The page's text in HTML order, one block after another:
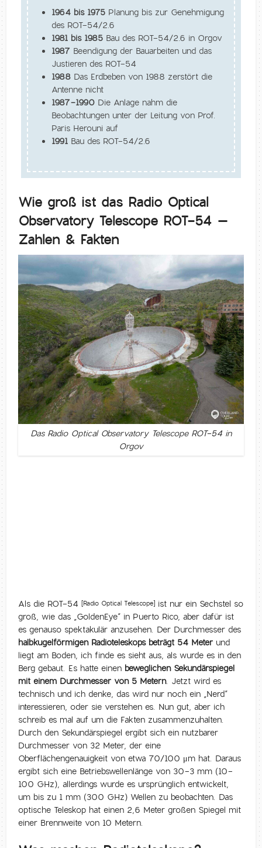
1964 bis 1975 Planung bis zur Genehmigung
des ROT-54/2.6
1981 bis 1985 Bau des ROT-54/2.6 in Orgov
1987 Beendigung der Bauarbeiten und das
Justieren des ROT-54
1988 Das Erdbeben von 1988 zerstört die
Antenne nicht
1987-1990 Die Anlage nahm die
Beobachtungen unter der Leitung von Prof.
Paris Herouni auf
1991 Bau des ROT-54/2.6
Wie groß ist das Radio Optical
Observatory Telescope ROT-54 –
Zahlen & Fakten
Das Radio Optical Observatory Telescope ROT-54 in
Orgov
Als die ROT-54[Radio Optical Telescope] ist nur ein Sechstel so
groß, wie das „GoldenEye“ in Puerto Rico, aber dafür ist
es genauso spektakulär anzusehen. Der Durchmesser des
halbkugelförmigen Radioteleskops beträgt 54 Meter und
liegt am Boden, ich finde es sieht aus, als wurde es in den
Berg gebaut. Es hatte einen beweglichen Sekundärspiegel
mit einem Durchmesser von 5 Metern. Jetzt wird es
technisch und ich denke, das wird nur noch ein „Nerd“
interessieren, oder sie verstehen es. Nun gut, aber ich
schreib es mal auf um die Fakten zusammenzuhalten.
Durch den Sekundärspiegel ergibt sich ein nutzbarer
Durchmesser von 32 Meter, der eine
Oberflächengenauigkeit von etwa 70/100 μm hat. Daraus
ergibt sich eine Betriebswellenlänge von 30-3 mm (10-
100 GHz), allerdings wurde es ursprünglich entwickelt,
um bis zu 1 mm (300 GHz) Wellen zu beobachten. Das
optische Teleskop hat einen 2,6 Meter großen Spiegel mit
einer Brennweite von 10 Metern.